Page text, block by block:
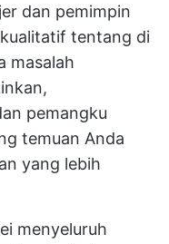
dan pemimpin
tentang di
masalah
pemangku
temuan Anda
yang lebih
menyeluruh